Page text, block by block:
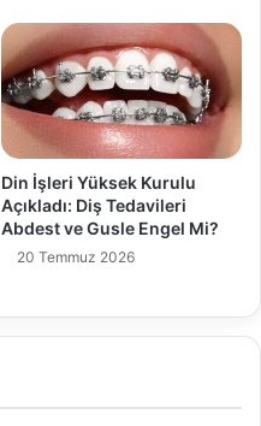
Din İşleri Yüksek Kurulu
Açıkladı: Diş Tedavileri
Abdest ve Gusle Engel Mi?
20 Temmuz 2026